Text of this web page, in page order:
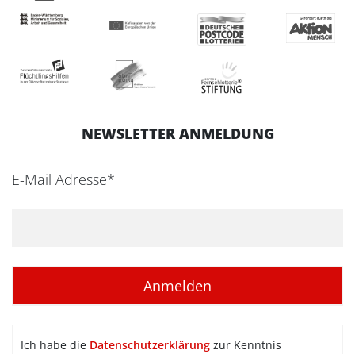
NEWSLETTER ANMELDUNG
E-Mail Adresse*
Ich habe die Datenschutzerklärung zur Kenntnis